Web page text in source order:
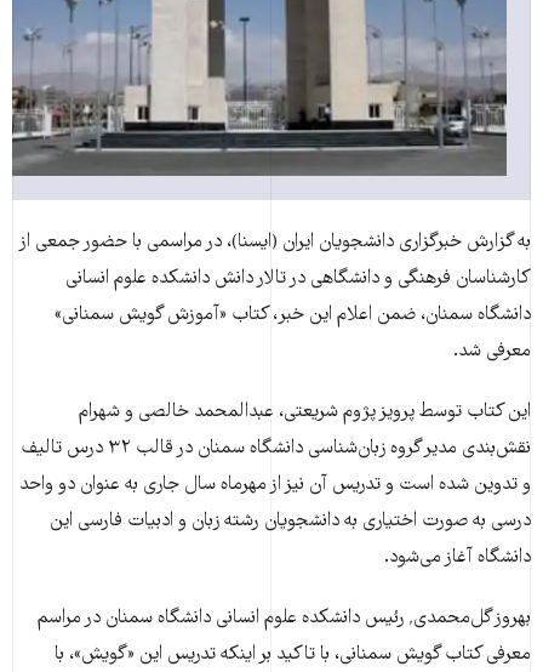
به گزارش خبرگزاری دانشجویان ایران (ایسنا)، در مراسمی با حضور جمعی از
کارشناسان فرهنگی و دانشگاهی در تالار دانش دانشکده علوم انسانی
دانشگاه سمنان، ضمن اعلام این خبر، کتاب «آموزش گویش سمنانی»
معرفی شد.
این کتاب توسط پرویز پژوم شریعتی، عبدالمحمد خالصی و شهرام
نقش‌بندی مدیر گروه زبان‌شناسی دانشگاه سمنان در قالب ۳۲ درس تالیف
و تدوین شده است و تدریس آن نیز از مهرماه سال جاری به عنوان دو واحد
درسی به صورت اختیاری به دانشجویان رشته زبان و ادبیات فارسی این
دانشگاه آغاز می‌شود.
بهروز گل‌محمدی٬ رئیس دانشکده علوم انسانی دانشگاه سمنان در مراسم
معرفی کتاب گویش سمنانی، با تاکید بر اینکه تدریس این «گویش»، با